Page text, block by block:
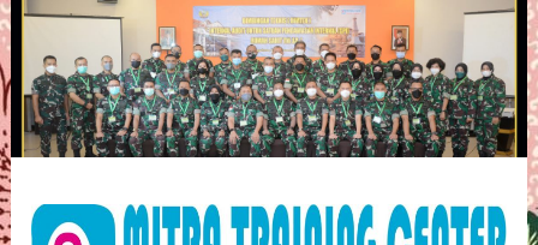
Skip
to
content